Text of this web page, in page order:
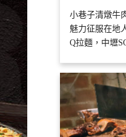
小巷子清燉牛
魅力征服在地
Q拉麵，中壢